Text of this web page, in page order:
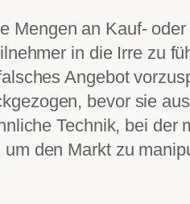
Mengen an Kauf-
in die Irre zu
Angebot
bevor sie
Technik, bei der
den Markt zu